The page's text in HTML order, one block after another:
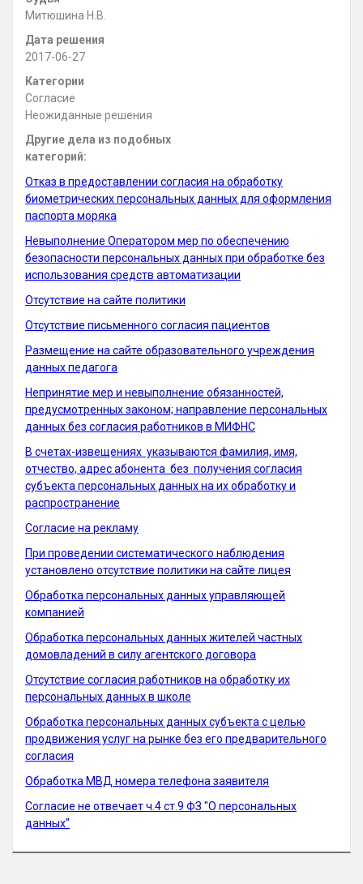
Митюшина Н.В.
Дата решения
2017-06-27
Категории
Согласие
Неожиданные решения
Другие дела из подобных
категорий:
Отказ в предоставлении согласия на обработку
биометрических персональных данных для оформления
паспорта моряка
Невыполнение Оператором мер по обеспечению
безопасности персональных данных при обработке без
использования средств автоматизации
Отсутствие на сайте политики
Отсутствие письменного согласия пациентов
Размещение на сайте образовательного учреждения
данных педагога
Непринятие мер и невыполнение обязанностей,
предусмотренных законом; направление персональных
данных без согласия работников в МИФНС
В счетах-извещениях указываются фамилия, имя,
отчество, адрес абонента без получения согласия
субъекта персональных данных на их обработку и
распространение
Согласие на рекламу
При проведении систематического наблюдения
установлено отсутствие политики на сайте лицея
Обработка персональных данных управляющей
компанией
Обработка персональных данных жителей частных
домовладений в силу агентского договора
Отсутствие согласия работников на обработку их
персональных данных в школе
Обработка персональных данных субъекта с целью
продвижения услуг на рынке без его предварительного
согласия
Обработка МВД номера телефона заявителя
Согласие не отвечает ч.4 ст.9 ФЗ "О персональных
данных"